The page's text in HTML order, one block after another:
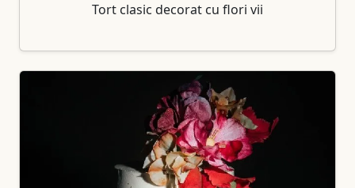
Tort clasic decorat cu flori vii